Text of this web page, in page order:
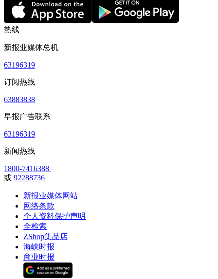
热线
新报业媒体总机
63196319
订阅热线
63883838
早报广告联系
63196319
新闻热线
1800-7416388
或 92288736
新报业媒体网站
网络条款
个人资料保护声明
全检索
ZShop集品店
海峡时报
商业时报